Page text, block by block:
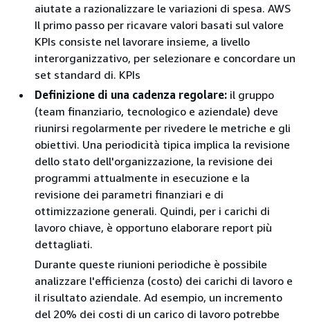
aiutate a razionalizzare le variazioni di spesa. AWS
Il primo passo per ricavare valori basati sul valore
KPIs consiste nel lavorare insieme, a livello
interorganizzativo, per selezionare e concordare un
set standard di. KPIs
Definizione di una cadenza regolare: il gruppo
(team finanziario, tecnologico e aziendale) deve
riunirsi regolarmente per rivedere le metriche e gli
obiettivi. Una periodicità tipica implica la revisione
dello stato dell'organizzazione, la revisione dei
programmi attualmente in esecuzione e la
revisione dei parametri finanziari e di
ottimizzazione generali. Quindi, per i carichi di
lavoro chiave, è opportuno elaborare report più
dettagliati.
Durante queste riunioni periodiche è possibile
analizzare l'efficienza (costo) dei carichi di lavoro e
il risultato aziendale. Ad esempio, un incremento
del 20% dei costi di un carico di lavoro potrebbe